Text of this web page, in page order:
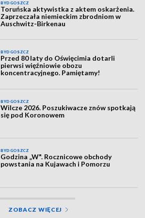
BYDGOSZCZ
Toruńska aktywistka z aktem oskarżenia.
Zaprzeczała niemieckim zbrodniom w
Auschwitz-Birkenau
BYDGOSZCZ
Przed 80 laty do Oświęcimia dotarli
pierwsi więźniowie obozu
koncentracyjnego. Pamiętamy!
BYDGOSZCZ
Wilcze 2026. Poszukiwacze znów spotkają
się pod Koronowem
BYDGOSZCZ
Godzina „W". Rocznicowe obchody
powstania na Kujawach i Pomorzu
ZOBACZ WIĘCEJ